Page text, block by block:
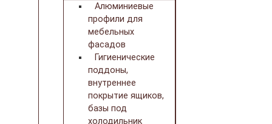
Алюминиевые
профили для
мебельных
фасадов
Гигиенические
поддоны,
внутреннее
покрытие ящиков,
базы под
холодильник